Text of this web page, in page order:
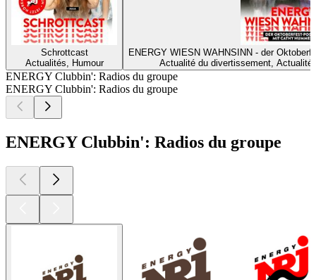
Schrottcast
Actualités, Humour
ENERGY WIESN WAHNSINN - der
Actualité du divertissement,
ENERGY Clubbin': Radios du groupe
ENERGY Clubbin': Radios du groupe
ENERGY Clubbin': Radios du groupe